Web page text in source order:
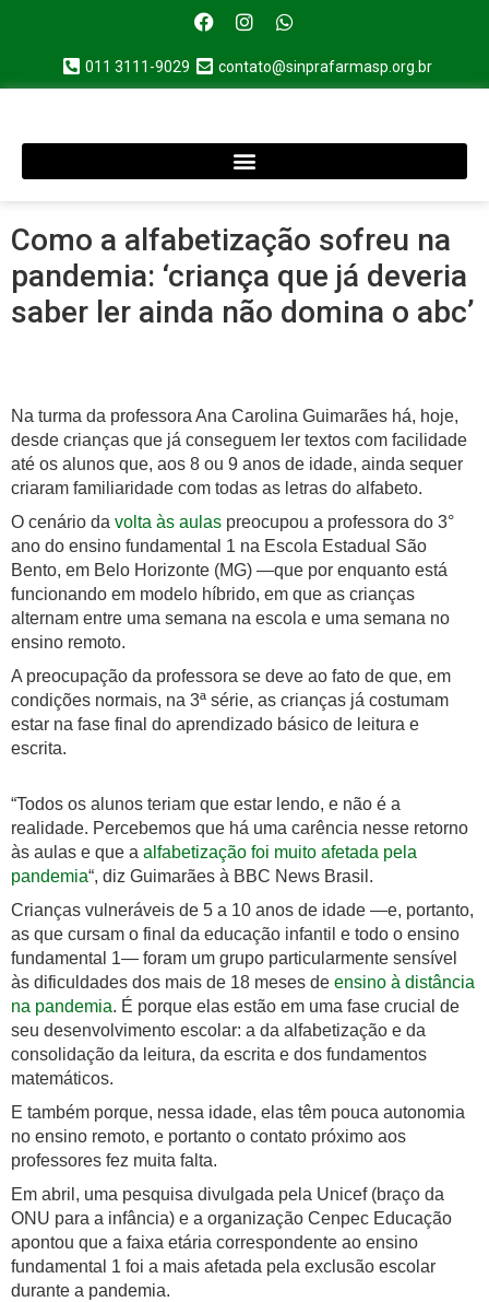
011 3111-9029 contato@sinprafarmasp.org.br
Como a alfabetização sofreu na
pandemia: ‘criança que já deveria
saber ler ainda não domina o abc’
Na turma da professora Ana Carolina Guimarães há, hoje,
desde crianças que já conseguem ler textos com facilidade
até os alunos que, aos 8 ou 9 anos de idade, ainda sequer
criaram familiaridade com todas as letras do alfabeto.
O cenário da volta às aulas preocupou a professora do 3°
ano do ensino fundamental 1 na Escola Estadual São
Bento, em Belo Horizonte (MG) —que por enquanto está
funcionando em modelo híbrido, em que as crianças
alternam entre uma semana na escola e uma semana no
ensino remoto.
A preocupação da professora se deve ao fato de que, em
condições normais, na 3ª série, as crianças já costumam
estar na fase final do aprendizado básico de leitura e
escrita.
“Todos os alunos teriam que estar lendo, e não é a
realidade. Percebemos que há uma carência nesse retorno
às aulas e que a alfabetização foi muito afetada pela
pandemia“, diz Guimarães à BBC News Brasil.
Crianças vulneráveis de 5 a 10 anos de idade —e, portanto,
as que cursam o final da educação infantil e todo o ensino
fundamental 1— foram um grupo particularmente sensível
às dificuldades dos mais de 18 meses de ensino à distância
na pandemia. É porque elas estão em uma fase crucial de
seu desenvolvimento escolar: a da alfabetização e da
consolidação da leitura, da escrita e dos fundamentos
matemáticos.
E também porque, nessa idade, elas têm pouca autonomia
no ensino remoto, e portanto o contato próximo aos
professores fez muita falta.
Em abril, uma pesquisa divulgada pela Unicef (braço da
ONU para a infância) e a organização Cenpec Educação
apontou que a faixa etária correspondente ao ensino
fundamental 1 foi a mais afetada pela exclusão escolar
durante a pandemia.